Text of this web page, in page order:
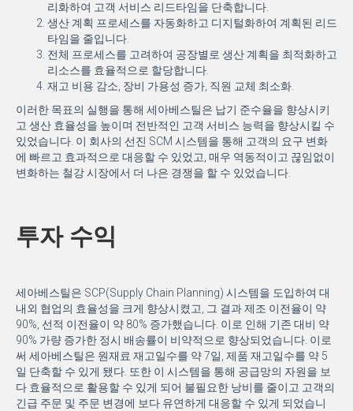
리화하여 고객 서비스 리드타임을 단축합니다.
생산 계획 프로세스를 자동화하고 디지털화하여 계획된 리드
타임을 줄입니다.
전체 프로세스를 고려하여 공장별로 생산 계획을 최적화하고
리소스를 효율적으로 할당합니다.
재고 비용 감소, 장비 가용성 증가, 직원 교체 최소화.
이러한 목표의 실행을 통해 세아베스틸은 납기 준수율을 향상시키
고 생산 효율성을 높이며 전반적인 고객 서비스 능력을 향상시킬 수
있었습니다. 이 회사의 선진 SCM 시스템을 통해 고객의 요구 변화
에 빠르고 효과적으로 대응할 수 있었고, 매우 역동적이고 끊임없이
변화하는 철강 시장에서 더 나은 경쟁을 할 수 있었습니다.
투자 수익
세아베스틸은 SCP(Supply Chain Planning) 시스템을 도입하여 대
내외 협업의 효율성을 크게 향상시켰고, 그 결과 제조 이전율이 약
90%, 선적 이전율이 약 80% 증가했습니다. 이로 인해 기존 대비 약
90% 가량 증가한 정시 배송률이 비약적으로 향상되었습니다. 이로
써 세아베스틸은 원재료 재고일수를 약 7일, 제품 재고일수를 약 5
일 단축할 수 있게 됐다. 또한 이 시스템을 통해 공급망의 자원을 보
다 효율적으로 활용할 수 있게 되어 불필요한 낭비를 줄이고 고객의
긴급 주문 및 주문 변경에 보다 유연하게 대응할 수 있게 되었습니